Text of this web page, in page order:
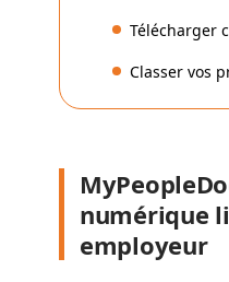
Télécharger
Classer vos
numérique
employeur